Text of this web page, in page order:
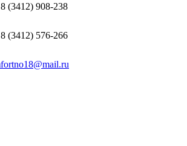
8 (3412) 908-238
8 (3412) 576-266